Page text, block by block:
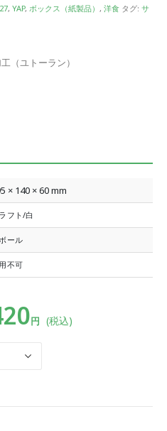
, YAP, ボックス（紙製品） , 洋食 タグ: サ
（ユトーラン）
× 140 × 60 mm
フト/白
ール
不可
円 (税込)